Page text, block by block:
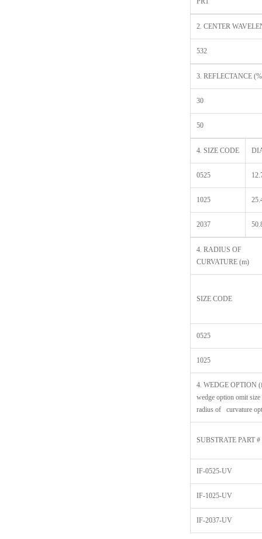
2. CENTER
532
3. REFLECTANCE
30
50
4. SIZE CODE
0525
1025
2037
4. RADIUS OF
CURVATURE (m)
SIZE CODE
0525
1025
4. WEDGE OPTION
wedge option omit size
radius of curvature
SUBSTRATE PART #
IF-0525-UV
IF-1025-UV
IF-2037-UV